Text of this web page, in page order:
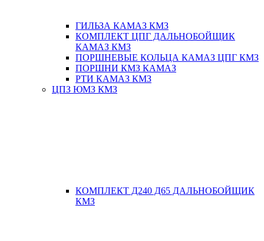
ГИЛЬЗА КАМАЗ КМЗ
КОМПЛЕКТ ЦПГ ДАЛЬНОБОЙЩИК
КАМАЗ КМЗ
ПОРШНЕВЫЕ КОЛЬЦА КАМАЗ ЦПГ КМЗ
ПОРШНИ КМЗ КАМАЗ
РТИ КАМАЗ КМЗ
ЦПЗ ЮМЗ КМЗ
КОМПЛЕКТ Д240 Д65 ДАЛЬНОБОЙЩИК
КМЗ